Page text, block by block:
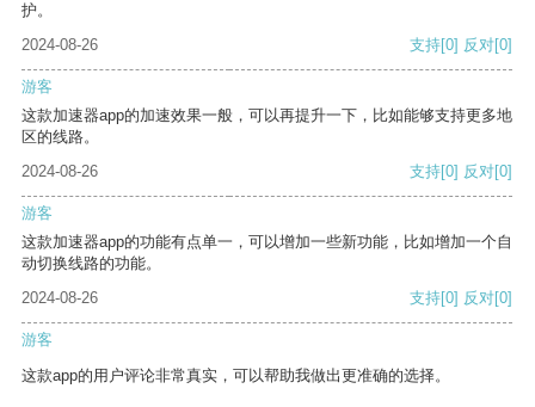
护。
2024-08-26
支持[0] 反对[0]
游客
这款加速器app的加速效果一般，可以再提升一下，比如能够支持更多地
区的线路。
2024-08-26
支持[0] 反对[0]
游客
这款加速器app的功能有点单一，可以增加一些新功能，比如增加一个自
动切换线路的功能。
2024-08-26
支持[0] 反对[0]
游客
这款app的用户评论非常真实，可以帮助我做出更准确的选择。